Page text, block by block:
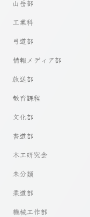
山岳部
工業科
弓道部
情報メディア部
放送部
教育課程
文化部
書道部
木工研究会
未分類
柔道部
機械工作部